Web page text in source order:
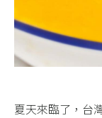
夏天來臨了，台